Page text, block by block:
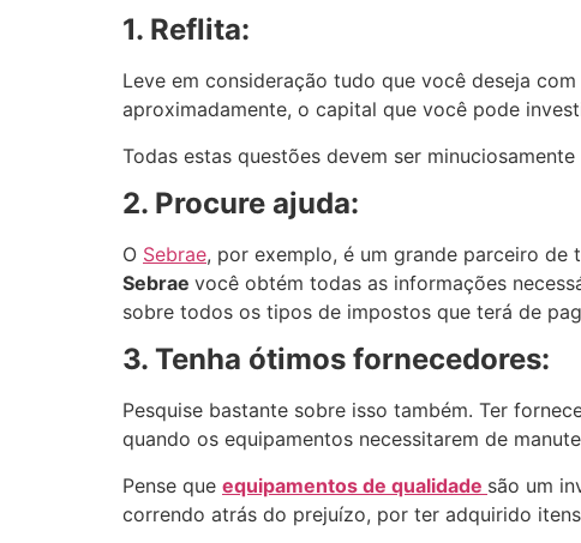
1. Reflita:
Leve em consideração tudo que você deseja
aproximadamente, o capital que você pode
Todas estas questões devem ser
2. Procure ajuda:
O Sebrae, por exemplo, é um grande parceiro
Sebrae você obtém todas as informações
sobre todos os tipos de impostos que terá de
3. Tenha ótimos fornecedores:
Pesquise bastante sobre isso também. Ter
quando os equipamentos necessitarem de
Pense que equipamentos de qualidade são um
correndo atrás do prejuízo, por ter adquirido